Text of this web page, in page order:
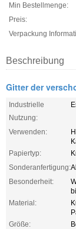
Min Bestellmenge:
Preis:
Verpackung
Beschreibung
Gitter der
Industrielle
Nutzung:
Verwenden:
Papiertyp:
Sonderanfertigung:
Besonderheit:
Material:
Größe: